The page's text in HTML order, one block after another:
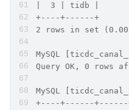
|  3 | tidb |
+----+------+
2 rows in set (0.00
MySQL
Query OK, 0 rows
MySQL
+----+------+------